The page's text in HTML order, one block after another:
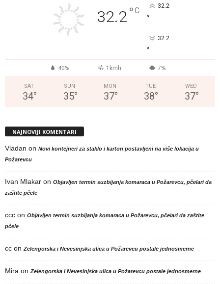
32.2°C 32.2
°
32.2
°
40% 1kmh 7%
SAT
34°
SUN
35°
MON
37°
TUE
38°
WED
37°
NAJNOVIJI KOMENTARI
Vladan on Novi kontejneri za staklo i karton postavljeni na više lokacija u
Požarevcu
Ivan Mlakar on Objavljen termin suzbijanja komaraca u Požarevcu, pčelari da
zaštite pčele
ccc on Objavljen termin suzbijanja komaraca u Požarevcu, pčelari da zaštite
pčele
cc onZelengorska i Nevesinjska ulica u Požarevcu postale jednosmerne
Mira onZelengorska i Nevesinjska ulica u Požarevcu postale jednosmerne